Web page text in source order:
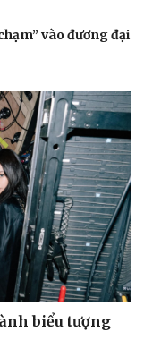
thời sự
đêm khuya
yêu
cho bé
tâm hồn
vào đương đại
biểu tượng